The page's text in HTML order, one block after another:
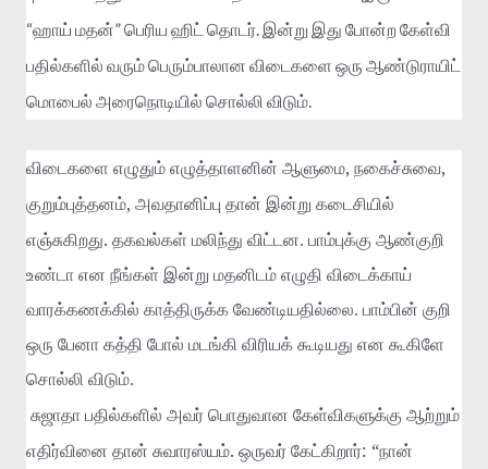
“ஹாய் மதன்”பெரிய ஹிட் தொடர். இன்று இது போன்றகேள்வி
பதில்களில் வரும்பெரும்பாலான விடைகளை ஒரு ஆண்டுராயிட்
மொபைல் அரைநொடியில் சொல்லி விடும்.
விடைகளை எழுதும் எழுத்தாளனின் ஆளுமை, நகைச்சுவை,
குறும்புத்தனம், அவதானிப்பு தான் இன்று கடைசியில்
எஞ்சுகிறது. தகவல்கள் மலிந்து விட்டன. பாம்புக்கு ஆண்குறி
உண்டா என நீங்கள் இன்று மதனிடம் எழுதி விடைக்காய்
வாரக்கணக்கில் காத்திருக்க வேண்டியதில்லை. பாம்பின் குறி
ஒரு பேனா கத்தி போல் மடங்கி விரியக் கூடியது என கூகிளே
சொல்லி விடும்.
சுஜாதா பதில்களில் அவர் பொதுவான கேள்விகளுக்கு ஆற்றும்
எதிர்வினை தான் சுவாரஸ்யம். ஒருவர் கேட்கிறார்: “நான்